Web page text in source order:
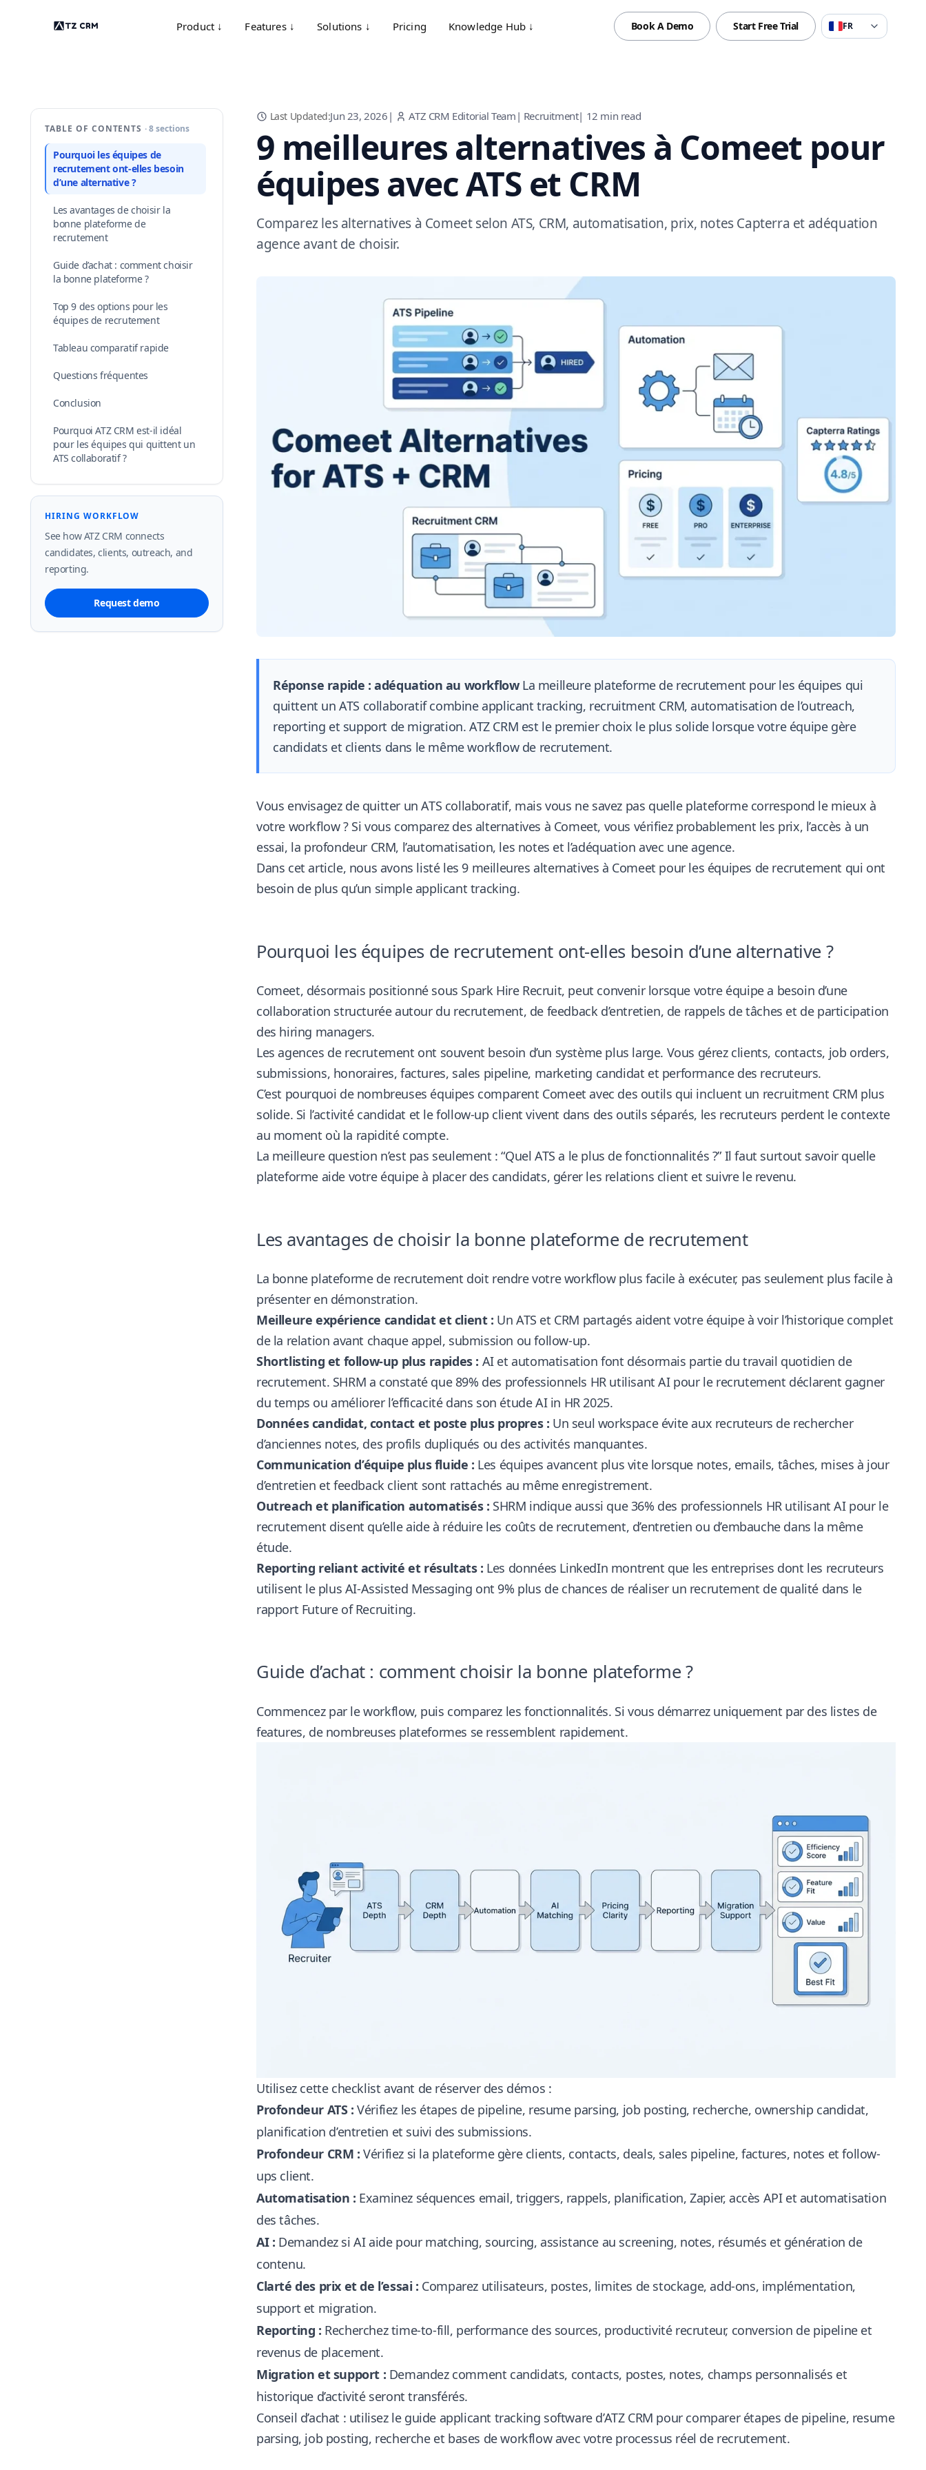
Product ↓ Features ↓ Solutions ↓ Pricing Knowledge Hub ↓ Book A Demo Start Free Trial FR
TABLE OF CONTENTS · 8 sections
Pourquoi les équipes de
recrutement ont-elles besoin
d’une alternative ?
Les avantages de choisir la
bonne plateforme de
recrutement
Guide d’achat : comment choisir
la bonne plateforme ?
Top 9 des options pour les
équipes de recrutement
Tableau comparatif rapide
Questions fréquentes
Conclusion
Pourquoi ATZ CRM est-il idéal
pour les équipes qui quittent un
ATS collaboratif ?
HIRING WORKFLOW
See how ATZ CRM connects
candidates, clients, outreach, and
reporting.
Request demo
Last Updated:Jun 23, 2026 | ATZ CRM Editorial Team | Recruitment| 12 min read
9 meilleures alternatives à Comeet pour
équipes avec ATS et CRM
Comparez les alternatives à Comeet selon ATS, CRM, automatisation, prix, notes Capterra et adéquation
agence avant de choisir.
Réponse rapide : adéquation au workflowLa meilleure plateforme de recrutement pour les équipes qui
quittent un ATS collaboratif combine applicant tracking, recruitment CRM, automatisation de l’outreach,
reporting et support de migration. ATZ CRM est le premier choix le plus solide lorsque votre équipe gère
candidats et clients dans le même workflow de recrutement.
Vous envisagez de quitter un ATS collaboratif, mais vous ne savez pas quelle plateforme correspond le mieux à
votre workflow ? Si vous comparez des alternatives à Comeet, vous vérifiez probablement les prix, l’accès à un
essai, la profondeur CRM, l’automatisation, les notes et l’adéquation avec une agence.
Dans cet article, nous avons listé les 9 meilleures alternatives à Comeet pour les équipes de recrutement qui ont
besoin de plus qu’un simple applicant tracking.
Pourquoi les équipes de recrutement ont-elles besoin d’une alternative ?
Comeet, désormais positionné sous Spark Hire Recruit, peut convenir lorsque votre équipe a besoin d’une
collaboration structurée autour du recrutement, de feedback d’entretien, de rappels de tâches et de participation
des hiring managers.
Les agences de recrutement ont souvent besoin d’un système plus large. Vous gérez clients, contacts, job orders,
submissions, honoraires, factures, sales pipeline, marketing candidat et performance des recruteurs.
C’est pourquoi de nombreuses équipes comparent Comeet avec des outils qui incluent un recruitment CRM plus
solide. Si l’activité candidat et le follow-up client vivent dans des outils séparés, les recruteurs perdent le contexte
au moment où la rapidité compte.
La meilleure question n’est pas seulement : “Quel ATS a le plus de fonctionnalités ?” Il faut surtout savoir quelle
plateforme aide votre équipe à placer des candidats, gérer les relations client et suivre le revenu.
Les avantages de choisir la bonne plateforme de recrutement
La bonne plateforme de recrutement doit rendre votre workflow plus facile à exécuter, pas seulement plus facile à
présenter en démonstration.
Meilleure expérience candidat et client : Un ATS et CRM partagés aident votre équipe à voir l’historique complet
de la relation avant chaque appel, submission ou follow-up.
Shortlisting et follow-up plus rapides : AI et automatisation font désormais partie du travail quotidien de
recrutement. SHRM a constaté que 89% des professionnels HR utilisant AI pour le recrutement déclarent gagner
du temps ou améliorer l’efficacité dans son étude AI in HR 2025.
Données candidat, contact et poste plus propres : Un seul workspace évite aux recruteurs de rechercher
d’anciennes notes, des profils dupliqués ou des activités manquantes.
Communication d’équipe plus fluide : Les équipes avancent plus vite lorsque notes, emails, tâches, mises à jour
d’entretien et feedback client sont rattachés au même enregistrement.
Outreach et planification automatisés : SHRM indique aussi que 36% des professionnels HR utilisant AI pour le
recrutement disent qu’elle aide à réduire les coûts de recrutement, d’entretien ou d’embauche dans la même
étude.
Reporting reliant activité et résultats : Les données LinkedIn montrent que les entreprises dont les recruteurs
utilisent le plus AI-Assisted Messaging ont 9% plus de chances de réaliser un recrutement de qualité dans le
rapport Future of Recruiting.
Guide d’achat : comment choisir la bonne plateforme ?
Commencez par le workflow, puis comparez les fonctionnalités. Si vous démarrez uniquement par des listes de
features, de nombreuses plateformes se ressemblent rapidement.
Utilisez cette checklist avant de réserver des démos :
Profondeur ATS : Vérifiez les étapes de pipeline, resume parsing, job posting, recherche, ownership candidat,
planification d’entretien et suivi des submissions.
Profondeur CRM : Vérifiez si la plateforme gère clients, contacts, deals, sales pipeline, factures, notes et follow-
ups client.
Automatisation : Examinez séquences email, triggers, rappels, planification, Zapier, accès API et automatisation
des tâches.
AI : Demandez si AI aide pour matching, sourcing, assistance au screening, notes, résumés et génération de
contenu.
Clarté des prix et de l’essai : Comparez utilisateurs, postes, limites de stockage, add-ons, implémentation,
support et migration.
Reporting : Recherchez time-to-fill, performance des sources, productivité recruteur, conversion de pipeline et
revenus de placement.
Migration et support : Demandez comment candidats, contacts, postes, notes, champs personnalisés et
historique d’activité seront transférés.
Conseil d’achat : utilisez le guide applicant tracking software d’ATZ CRM pour comparer étapes de pipeline, resume
parsing, job posting, recherche et bases de workflow avec votre processus réel de recrutement.